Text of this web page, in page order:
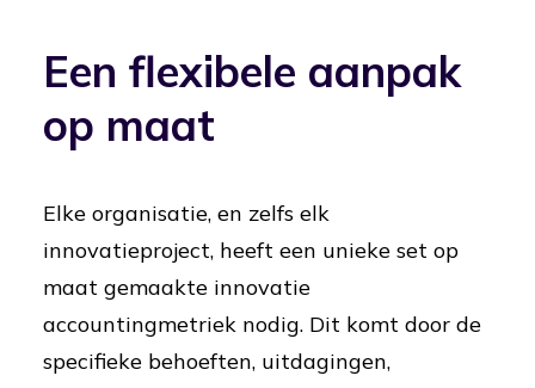
Een flexibele aanpak
op maat
Elke organisatie, en zelfs elk
innovatieproject, heeft een unieke set op
maat gemaakte innovatie
accountingmetriek nodig. Dit komt door de
specifieke behoeften, uitdagingen,